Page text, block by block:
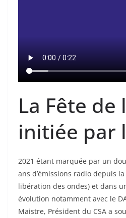
La Fête de
initiée par
2021 étant marquée par un
ans d’émissions radio depuis
libération des ondes) et dans
évolution notamment avec le
Maistre, Président du CSA a